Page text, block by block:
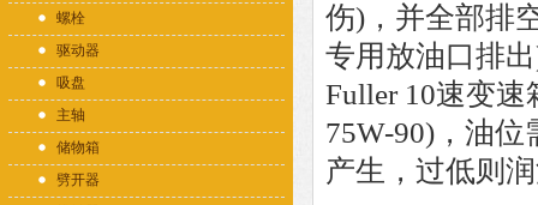
螺栓
驱动器
吸盘
主轴
储物箱
劈开器
伤)，并全部排
专用放油口排
Fuller 10速变速
75W-90)，油
产生，过低则